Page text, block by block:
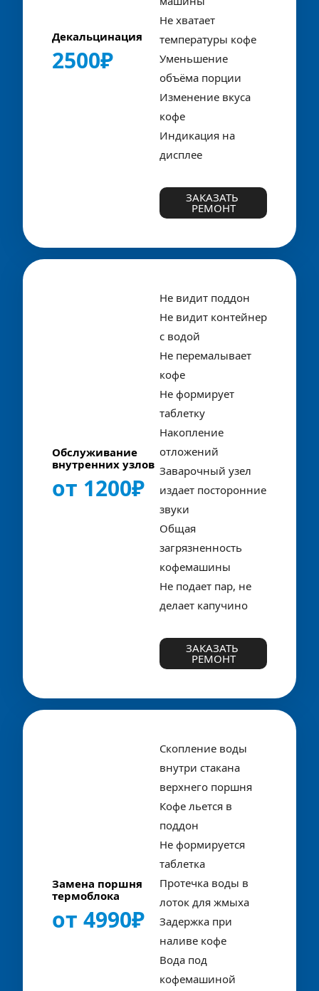
Декальцинация
2500₽
Не хватает
температуры кофе
Уменьшение
объёма порции
Изменение вкуса
кофе
Индикация на
дисплее
ЗАКАЗАТЬ
РЕМОНТ
Обслуживание
внутренних узлов
от 1200₽
Не видит поддон
Не видит контейнер
с водой
Не перемалывает
кофе
Не формирует
таблетку
Накопление
отложений
Заварочный узел
издает посторонние
звуки
Общая
загрязненность
кофемашины
Не подает пар, не
делает капучино
ЗАКАЗАТЬ
РЕМОНТ
Замена поршня
термоблока
от 4990₽
Скопление воды
внутри стакана
верхнего поршня
Кофе льется в
поддон
Не формируется
таблетка
Протечка воды в
лоток для жмыха
Задержка при
наливе кофе
Вода под
кофемашиной